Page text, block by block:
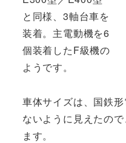
と同様、3軸台車を
装着。主電動機を6
個装着したF級機の
ようです。
車体サイズは、国鉄
ないように見えたの
ます。